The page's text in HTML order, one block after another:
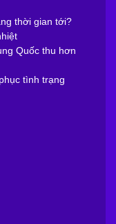
thời gian tới?
Quốc thu hơn
tình trạng